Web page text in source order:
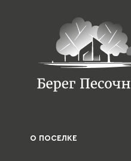
О ПОСЕЛКЕ